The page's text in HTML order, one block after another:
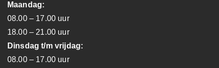
Maandag:
08.00 – 17.00 uur
18.00 – 21.00 uur
Dinsdag t/m vrijdag:
08.00 – 17.00 uur